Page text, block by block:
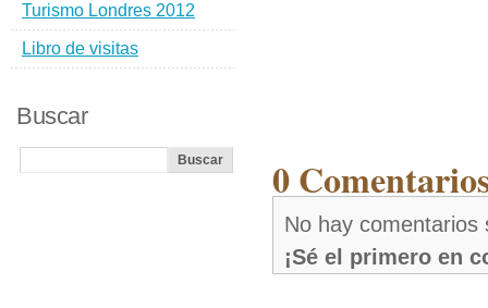
0
No hay comentarios
¡Sé el primero en
Turismo Londres 2012
Libro de visitas
Buscar